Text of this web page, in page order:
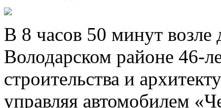
В 8 часов 50 минут
Володарском районе 46-
строительства и
управляя автомобилем